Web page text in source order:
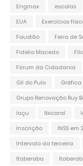
Engmax
escolas
EUA
Exercícios
Faustão
Feira de
Fidelio Macedo
Fórum da Cidadania
Gil do Pulo
Gráfica
Grupo Renovação Ruy
Iaçu
Ibicaraí
Inscrição
INSS em
Intervalo da terceira
Itaberaba